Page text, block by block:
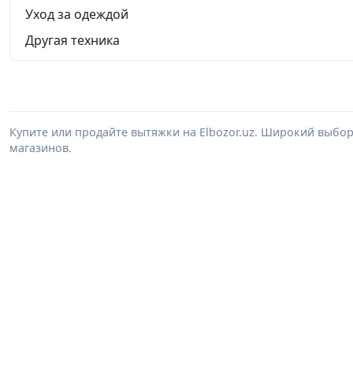
Уход за одеждой
Другая техника
Купите или продайте вытяжки на Elbozor.uz. Широкий
магазинов.